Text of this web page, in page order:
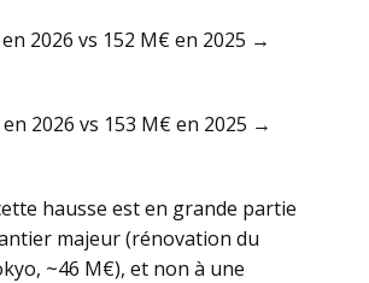
en 2026 vs 152 M€ en 2025 →
en 2026 vs 153 M€ en 2025 →
hausse est en grande partie
majeur (rénovation du
~46 M€), et non à une